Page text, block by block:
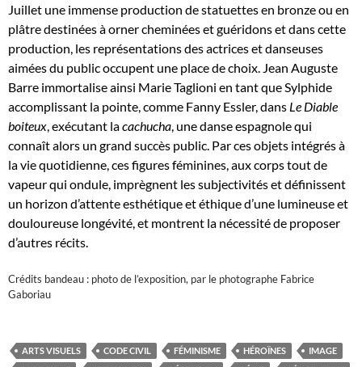
Juillet une immense production de statuettes en bronze ou en
plâtre destinées à orner cheminées et guéridons et dans cette
production, les représentations des actrices et danseuses
aimées du public occupent une place de choix. Jean Auguste
Barre immortalise ainsi Marie Taglioni en tant que Sylphide
accomplissant la pointe, comme Fanny Essler, dans Le Diable
boiteux, exécutant lacachucha, une danse espagnole qui
connaît alors un grand succès public. Par ces objets intégrés à
la vie quotidienne, ces figures féminines, aux corps tout de
vapeur qui ondule, imprègnent les subjectivités et définissent
un horizon d’attente esthétique et éthique d’une lumineuse et
douloureuse longévité, et montrent la nécessité de proposer
d’autres récits.
Crédits bandeau : photo de l’exposition, par le photographe Fabrice
Gaboriau
ARTS VISUELS CODE CIVIL FÉMINISME HÉROÏNES
IMAGE